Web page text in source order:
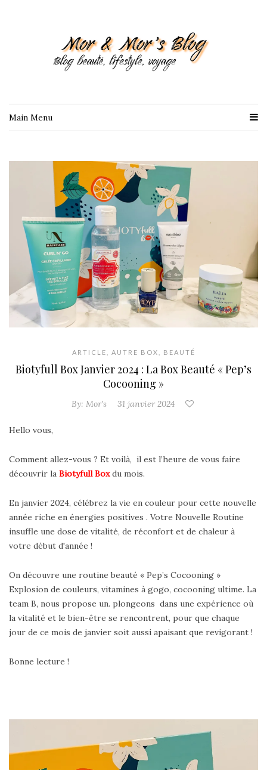
Main Menu
ARTICLE AUTRE BOX BEAUTÉ
Biotyfull Box Janvier 2024 : La Box Beauté « Pep’s
Cocooning »
By: Mor's 31 janvier 2024
Hello vous,
Comment allez-vous ? Et voilà, il est l’heure de vous faire
découvrir la Biotyfull Box du mois.
En janvier 2024, célébrez la vie en couleur pour cette nouvelle
année riche en énergies positives . Votre Nouvelle Routine
insuffle une dose de vitalité, de réconfort et de chaleur à
votre début d'année !
On découvre une routine beauté « Pep’s Cocooning »
Explosion de couleurs, vitamines à gogo, cocooning ultime. La
team B, nous propose un. plongeons dans une expérience où
la vitalité et le bien-être se rencontrent, pour que chaque
jour de ce mois de janvier soit aussi apaisant que revigorant !
Bonne lecture !